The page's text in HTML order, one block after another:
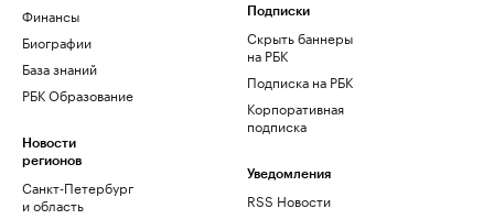
Финансы
Биографии
База знаний
РБК Образование
Новости
регионов
Санкт-Петербург
и область
Подписки
Скрыть баннеры
на РБК
Подписка на РБК
Корпоративная
подписка
Уведомления
RSS Новости